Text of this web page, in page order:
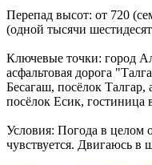
Перепад высот: от 720
(одной тысячи
Ключевые точки: город
асфальтовая дорога
Бесагаш, посёлок Талгар,
посёлок Есик, гостиница
Условия: Погода в целом
чувствуется. Двигаюсь в